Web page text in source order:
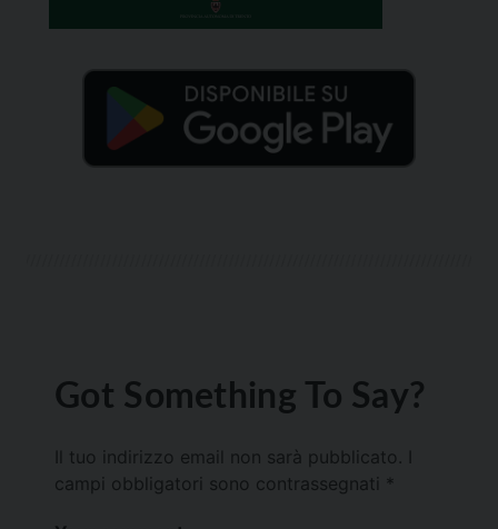
Got Something To Say?
Il tuo indirizzo email non sarà pubblicato.
campi obbligatori sono contrassegnati *